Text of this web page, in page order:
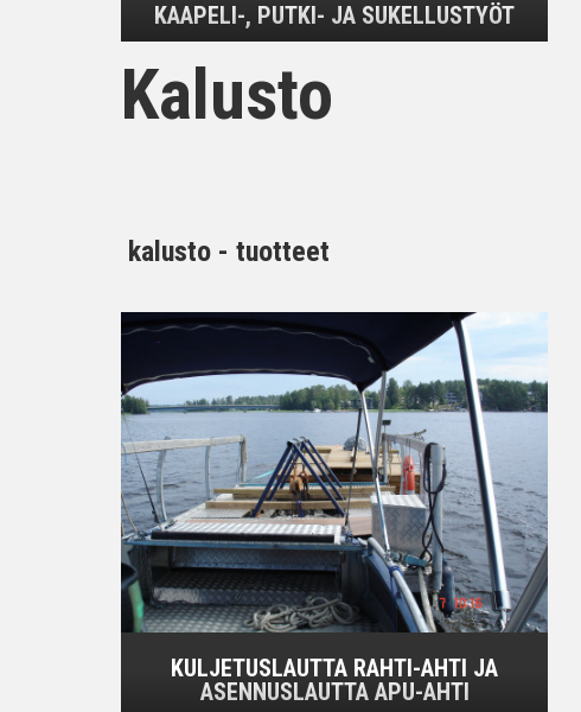
KAAPELI-, PUTKI- JA SUKELLUSTYÖT
Kalusto
kalusto - tuotteet
KULJETUSLAUTTA RAHTI-AHTI JA
ASENNUSLAUTTA APU-AHTI